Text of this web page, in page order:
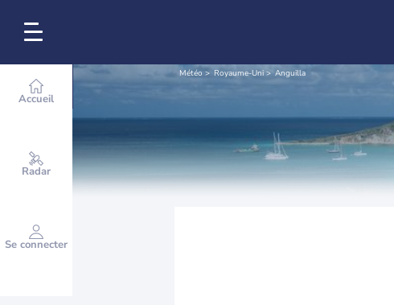
Accueil
Radar
Se connecter
Météo Royaume-Uni Anguilla